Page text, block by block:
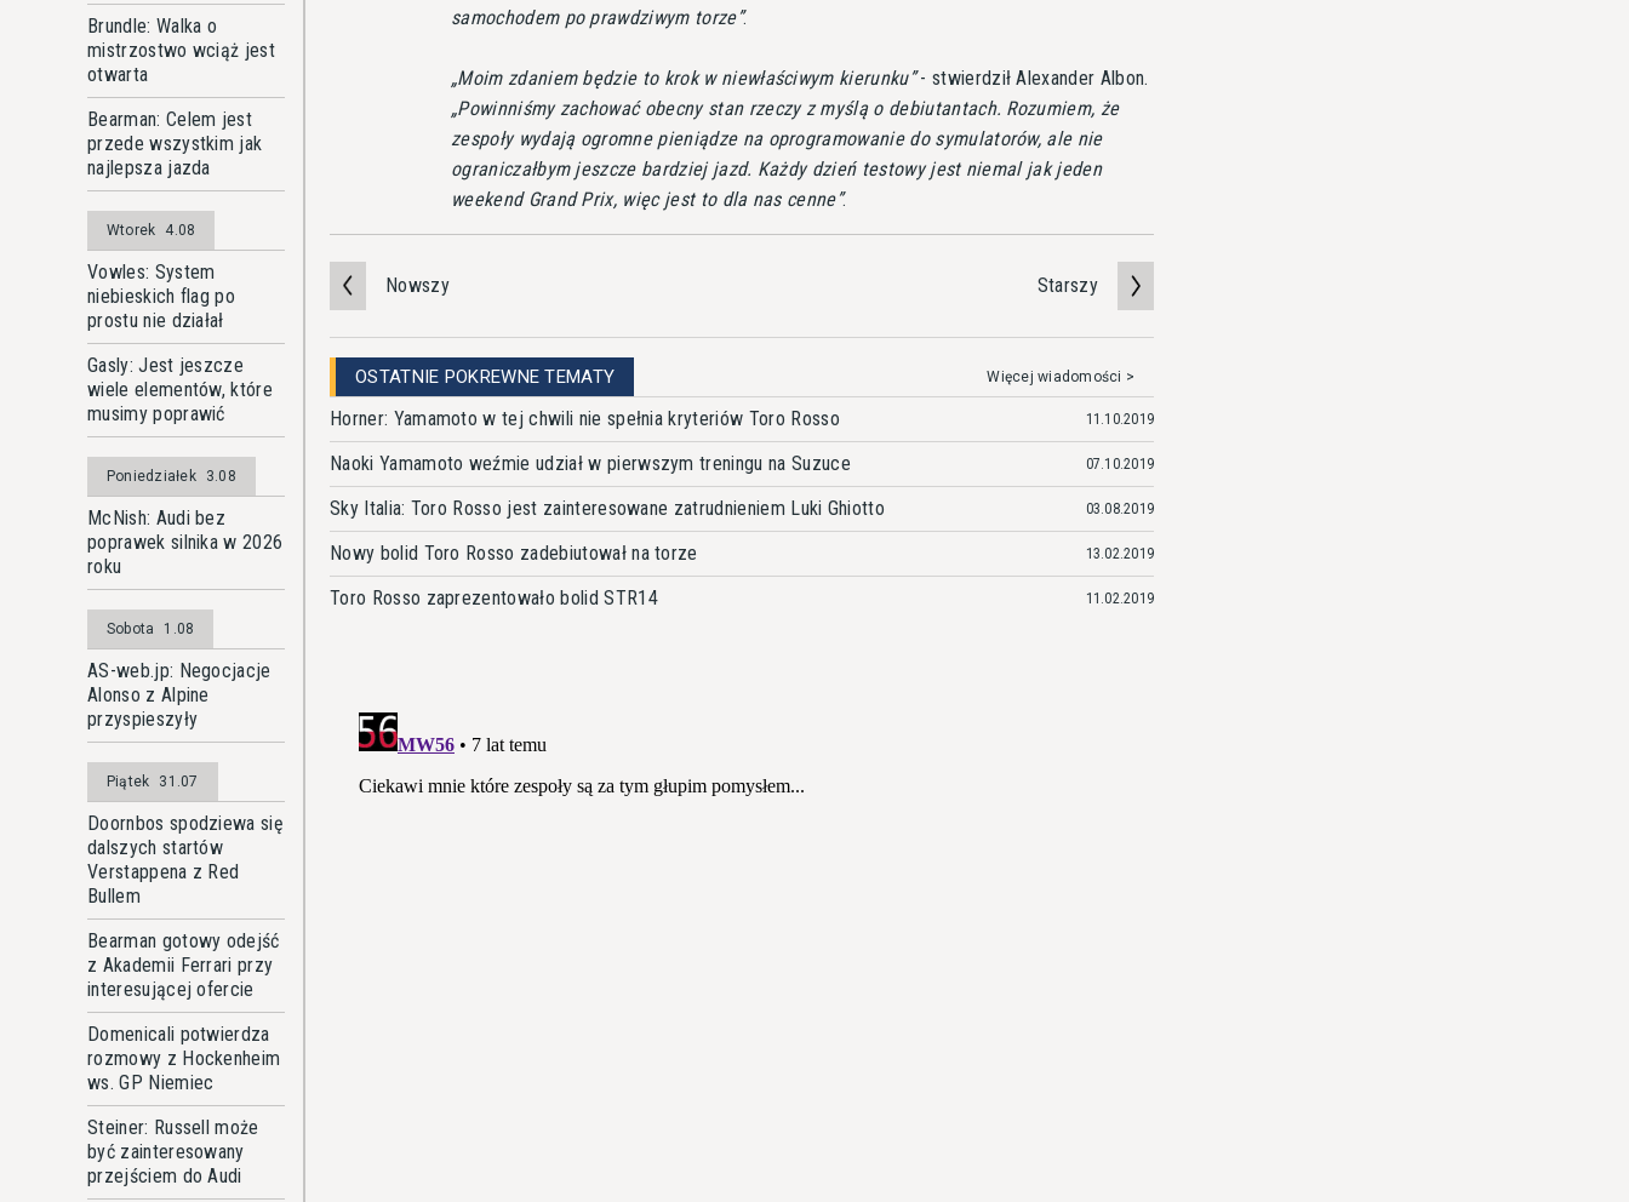
Brundle: Walka o
mistrzostwo wciąż jest
otwarta
Bearman: Celem jest
przede wszystkim jak
najlepsza jazda
Wtorek 4.08
Vowles: System
niebieskich flag po
prostu nie działał
Gasly: Jest jeszcze
wiele elementów, które
musimy poprawić
Poniedziałek 3.08
McNish: Audi bez
poprawek silnika w 2026
roku
Sobota 1.08
AS-web.jp: Negocjacje
Alonso z Alpine
przyspieszyły
Piątek 31.07
Doornbos spodziewa się
dalszych startów
Verstappena z Red
Bullem
Bearman gotowy odejść
z Akademii Ferrari przy
interesującej ofercie
Domenicali potwierdza
rozmowy z Hockenheim
ws. GP Niemiec
Steiner: Russell może
być zainteresowany
przejściem do Audi
samochodem po prawdziwym torze .
Moim zdaniem będzie to krok w niewłaściwym kierunku - stwierdził Alexander Albon.
Powinniśmy zachować obecny stan rzeczy z myślą o debiutantach. Rozumiem, że
zespoły wydają ogromne pieniądze na oprogramowanie do symulatorów, ale nie
ograniczałbym jeszcze bardziej jazd. Każdy dzień testowy jest niemal jak jeden
weekend Grand Prix, więc jest to dla nas cenne .
Nowszy Starszy
OSTATNIE POKREWNE TEMATY Więcej wiadomości >
Horner: Yamamoto w tej chwili nie spełnia kryteriów Toro Rosso 11.10.2019
Naoki Yamamoto weźmie udział w pierwszym treningu na Suzuce 07.10.2019
Sky Italia: Toro Rosso jest zainteresowane zatrudnieniem Luki Ghiotto 03.08.2019
Nowy bolid Toro Rosso zadebiutował na torze 13.02.2019
Toro Rosso zaprezentowało bolid STR14 11.02.2019